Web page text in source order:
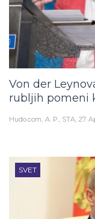
Von der
rubljih pomeni
Hudo.com A. P., STA 27.
SVET